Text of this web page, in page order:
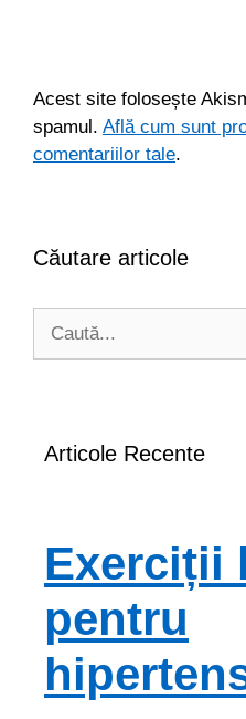
Acest site folosește
spamul. Află cum sunt
comentariilor tale.
Căutare articole
Articole Recente
Exerciții
pentru